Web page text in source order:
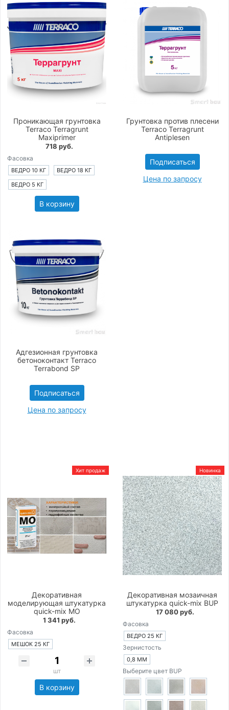
Проникающая грунтовка
Terraco Terragrunt
Maxiprimer
718 руб.
Фасовка
ВЕДРО 10 КГ
ВЕДРО 18 КГ
ВЕДРО 5 КГ
В корзину
Грунтовка против плесени
Terraco Terragrunt
Antiplesen
Подписаться
Цена по запросу
Адгезионная грунтовка
бетоноконтакт Terraco
Terrabond SP
Подписаться
Цена по запросу
Хит продаж
Декоративная
моделирующая штукатурка
quick-mix MO
1 341 руб.
Фасовка
МЕШОК 25 КГ
шт
В корзину
Новинка
Декоративная мозаичная
штукатурка quick-mix BUP
17 080 руб.
Фасовка
ВЕДРО 25 КГ
Зернистость
0,8 ММ
Выберите цвет BUP